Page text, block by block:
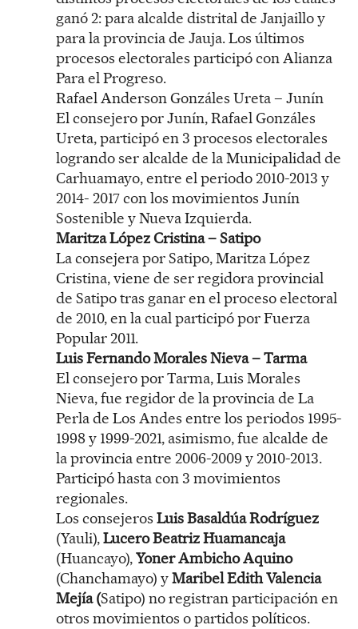
ganó 2: para alcalde distrital de Janjaillo y
para la provincia de Jauja. Los últimos
procesos electorales participó con Alianza
Para el Progreso.
Rafael Anderson Gonzáles Ureta – Junín
El consejero por Junín, Rafael Gonzáles
Ureta, participó en 3 procesos electorales
logrando ser alcalde de la Municipalidad de
Carhuamayo, entre el periodo 2010-2013 y
2014- 2017 con los movimientos Junín
Sostenible y Nueva Izquierda.
Maritza López Cristina – Satipo
La consejera por Satipo, Maritza López
Cristina, viene de ser regidora provincial
de Satipo tras ganar en el proceso electoral
de 2010, en la cual participó por Fuerza
Popular 2011.
Luis Fernando Morales Nieva – Tarma
El consejero por Tarma, Luis Morales
Nieva, fue regidor de la provincia de La
Perla de Los Andes entre los periodos 1995-
1998 y 1999-2021, asimismo, fue alcalde de
la provincia entre 2006-2009 y 2010-2013.
Participó hasta con 3 movimientos
regionales.
Los consejeros Luis Basaldúa Rodríguez
(Yauli),Lucero Beatriz Huamancaja
(Huancayo),Yoner Ambicho Aquino
(Chanchamayo) yMaribel Edith Valencia
Mejía (Satipo) no registran participación en
otros movimientos o partidos políticos.